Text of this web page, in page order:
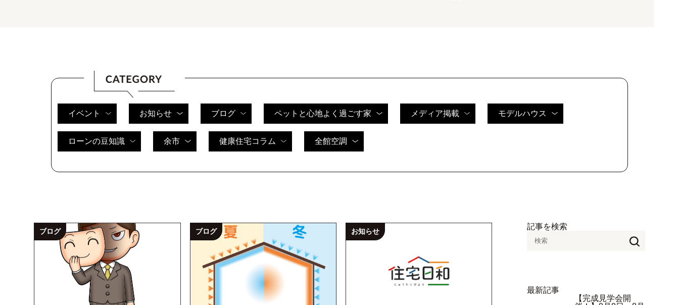
イベント お知らせ ブログ ペットと心地よく過ごす家 メディア掲載 モデルハウス
ローンの豆知識 余市 健康住宅コラム 全館空調
ブログ ブログ お知らせ
記事を検索
最新記事
【完成見学会開